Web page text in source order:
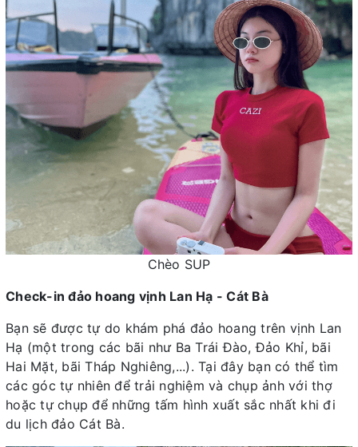
Chèo SUP
Check-in đảo hoang vịnh Lan Hạ - Cát Bà
Bạn sẽ được tự do khám phá đảo hoang trên vịnh Lan
Hạ (một trong các bãi như Ba Trái Đào, Đảo Khỉ, bãi
Hai Mặt, bãi Tháp Nghiêng,...). Tại đây bạn có thể tìm
các góc tự nhiên để trải nghiệm và chụp ảnh với thợ
hoặc tự chụp để những tấm hình xuất sắc nhất khi đi
du lịch đảo Cát Bà.